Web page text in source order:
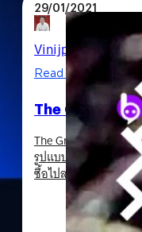
29/01/2021
Vinijphat
Read More
The Great
The Great Gatsby น
รูปแบบของซีรีส์ซึ่งจะเ
ซื้อไปลงในที่สุด) โดยค
ผลงานกับหนังประวัติ
Vikings ที่จะมาทำห
Productions เจ้าข